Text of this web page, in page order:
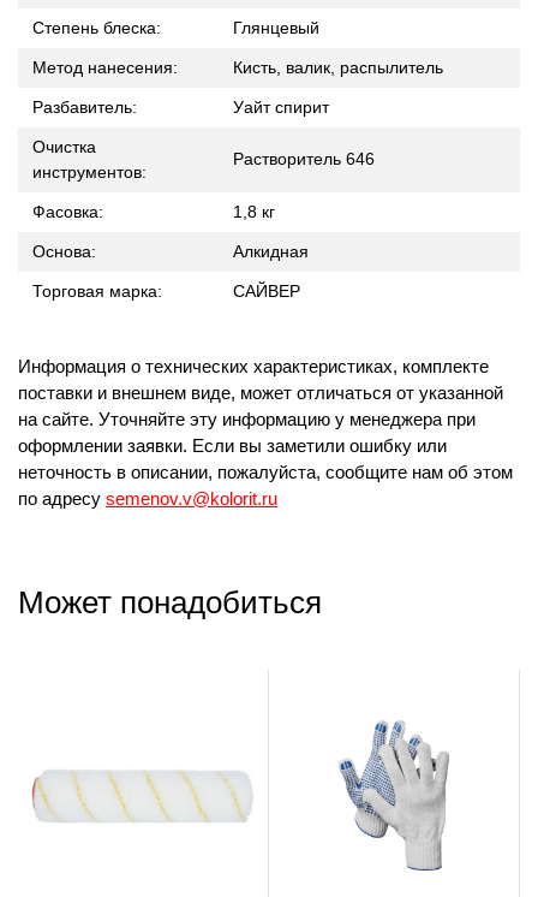
Степень блеска: Глянцевый
Метод нанесения: Кисть, валик, распылитель
Разбавитель: Уайт спирит
Очистка
инструментов:
Растворитель 646
Фасовка: 1,8 кг
Основа: Алкидная
Торговая марка: САЙВЕР
Информация о технических характеристиках, комплекте
поставки и внешнем виде, может отличаться от указанной
на сайте. Уточняйте эту информацию у менеджера при
оформлении заявки. Если вы заметили ошибку или
неточность в описании, пожалуйста, сообщите нам об этом
по адресу semenov.v@kolorit.ru
Может понадобиться